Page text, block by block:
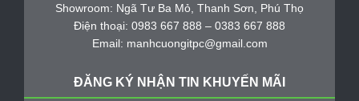
Showroom: Ngã Tư Ba Mỏ, Thanh Sơn, Phú Thọ
Điện thoại: 0983 667 888 – 0383 667 888
Email: manhcuongitpc@gmail.com
ĐĂNG KÝ NHẬN TIN KHUYẾN MÃI